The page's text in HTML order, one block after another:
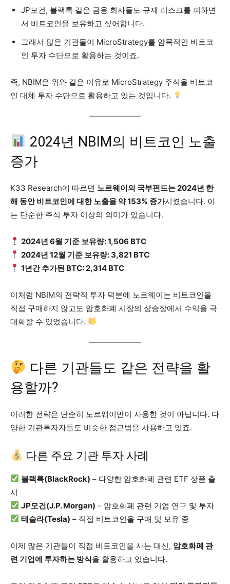
JP모건, 블랙록 같은 금융 회사들도 규제 리스크를 피하면
서 비트코인을 보유하고 싶어합니다.
그래서 많은 기관들이 MicroStrategy를 암묵적인 비트코
인 투자 수단으로 활용하는 것이죠.
즉, NBIM은 위와 같은 이유로 MicroStrategy 주식을 비트코
인 대체 투자 수단으로 활용하고 있는 것입니다.
2024년 NBIM의 비트코인 노출
증가
K33 Research에 따르면 노르웨이의 국부펀드는 2024년 한
해 동안 비트코인에 대한 노출을 약 153% 증가시켰습니다. 이
는 단순한 주식 투자 이상의 의미가 있습니다.
2024년 6월 기준 보유량: 1,506 BTC
2024년 12월 기준 보유량: 3,821 BTC
1년간 추가된 BTC: 2,314 BTC
이처럼 NBIM의 전략적 투자 덕분에 노르웨이는 비트코인을
직접 구매하지 않고도 암호화폐 시장의 상승장에서 수익을 극
대화할 수 있었습니다.
다른 기관들도 같은 전략을 활
용할까?
이러한 전략은 단순히 노르웨이만이 사용한 것이 아닙니다. 다
양한 기관투자자들도 비슷한 접근법을 사용하고 있죠.
다른 주요 기관 투자 사례
블랙록(BlackRock) – 다양한 암호화폐 관련 ETF 상품 출
시
JP모건(J.P. Morgan) – 암호화폐 관련 기업 연구 및 투자
테슬라(Tesla) – 직접 비트코인을 구매 및 보유 중
이제 많은 기관들이 직접 비트코인을 사는 대신, 암호화폐 관
련 기업에 투자하는 방식을 활용하고 있습니다.